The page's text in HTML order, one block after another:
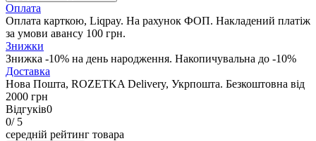
Оплата
Оплата карткою, Liqpay. На рахунок ФОП. Накладений платіж
за умови авансу 100 грн.
Знижки
Знижка -10% на день народження. Накопичувальна до -10%
Доставка
Нова Пошта, ROZETKA Delivery, Укрпошта. Безкоштовна від
2000 грн
Відгуків0
0/ 5
середній рейтинг товара